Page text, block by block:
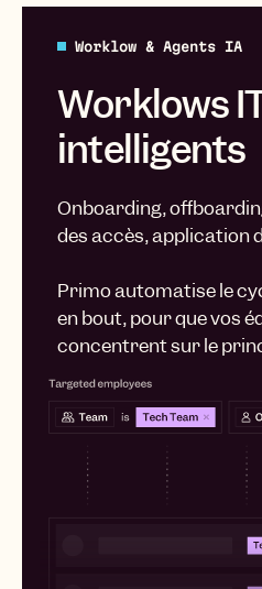
Worklow & Agents IA
Worklows
intelligents
Onboarding,
des accès, application
Primo automatise le
en bout, pour que vos
concentrent sur le